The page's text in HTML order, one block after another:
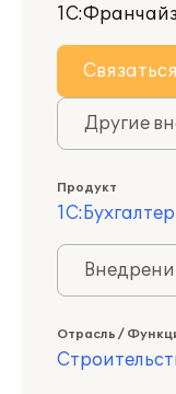
Связаться
Другие
Продукт
Отрасль /